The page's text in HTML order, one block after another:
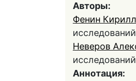
Авторы:
Фенин
исследований
Неверов
исследований
Аннотация: